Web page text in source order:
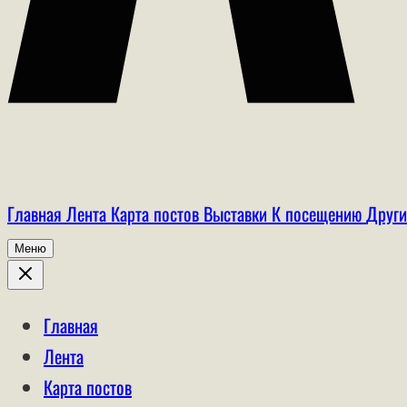
Главная Лента Карта постов Выставки К посещению
Меню
Главная
Лента
Карта постов